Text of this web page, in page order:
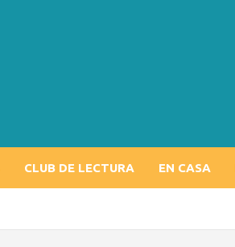
CLUB DE LECTURA EN CASA